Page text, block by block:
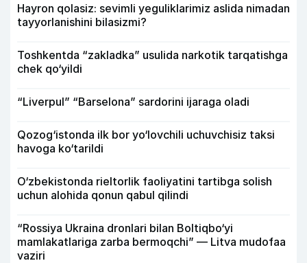
Hayron qolasiz: sevimli yeguliklarimiz aslida nimadan
tayyorlanishini bilasizmi?
Toshkentda “zakladka” usulida narkotik tarqatishga
chek qo‘yildi
“Liverpul” “Barselona” sardorini ijaraga oladi
Qozog‘istonda ilk bor yo‘lovchili uchuvchisiz taksi
havoga ko‘tarildi
O‘zbekistonda rieltorlik faoliyatini tartibga solish
uchun alohida qonun qabul qilindi
“Rossiya Ukraina dronlari bilan Boltiqbo‘yi
mamlakatlariga zarba bermoqchi” — Litva mudofaa
vaziri